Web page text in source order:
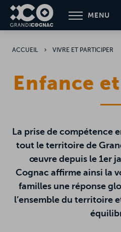
Aller
contenu
MENU
ACCUEIL VIVRE ET PARTICIPER
Enfance
La prise de compétence
tout le territoire de
œuvre depuis le 1er
Cognac affirme ainsi la
familles une réponse
l’ensemble du territoire